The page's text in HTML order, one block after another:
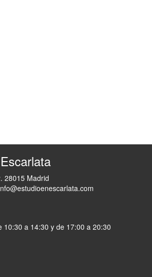
28015 Madrid
10:30 a 14:30 y de 17:00 a 20:30